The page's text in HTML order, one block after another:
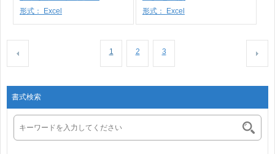
形式： Excel 形式： Excel
1 2 3
書式検索